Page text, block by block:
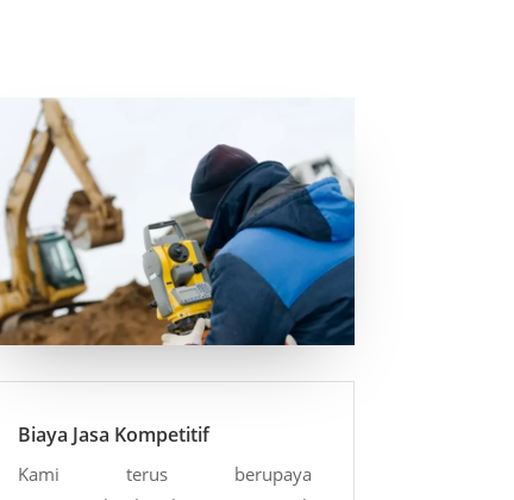
Biaya Jasa Kompetitif
Kami terus berupaya